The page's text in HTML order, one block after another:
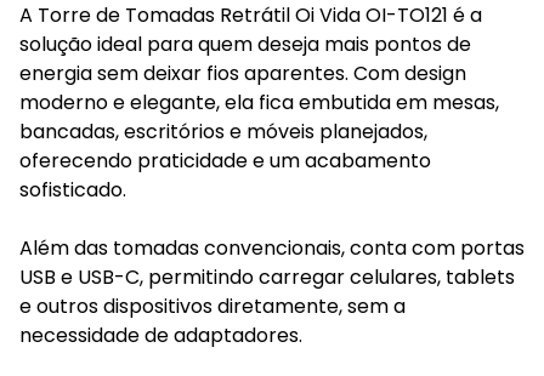
A Torre de Tomadas Retrátil Oi Vida OI-TO121 é a
solução ideal para quem deseja mais pontos de
energia sem deixar fios aparentes. Com design
moderno e elegante, ela fica embutida em mesas,
bancadas, escritórios e móveis planejados,
oferecendo praticidade e um acabamento
sofisticado.
Além das tomadas convencionais, conta com portas
USB e USB-C, permitindo carregar celulares, tablets
e outros dispositivos diretamente, sem a
necessidade de adaptadores.